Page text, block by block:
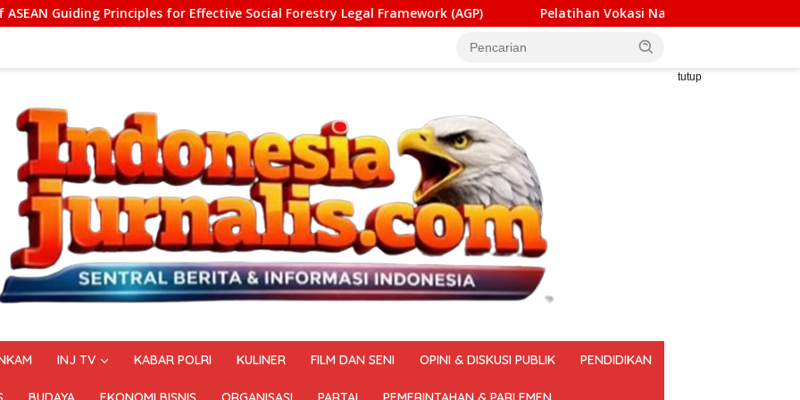
Effective Social Forestry Legal Framework (AGP) Pelatihan Vokasi Nasional Batch 4 Dibuka, Kemnaker Ajak
tutup
INJ TV KABAR POLRI KULINER FILM DAN SENI OPINI & DISKUSI PUBLIK PENDIDIKAN